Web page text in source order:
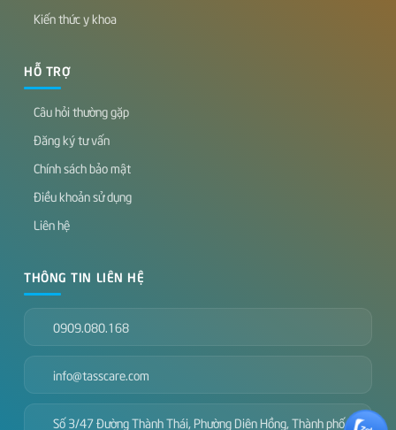
Kiến thức y khoa
HỖ TRỢ
Câu hỏi thường gặp
Đăng ký tư vấn
Chính sách bảo mật
Điều khoản sử dụng
Liên hệ
THÔNG TIN LIÊN HỆ
0909.080.168
info@tasscare.com
Số 3/47 Đường Thành Thái, Phường Diên Hồng, Thành phố